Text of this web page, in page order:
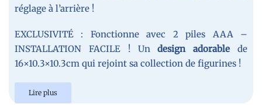
réglage à l’arrière !
EXCLUSIVITÉ : Fonctionne avec 2 piles AAA –
INSTALLATION FACILE ! Undesign adorable de
16×10.3×10.3cm qui rejoint sa collection de figurines !
Lire plus